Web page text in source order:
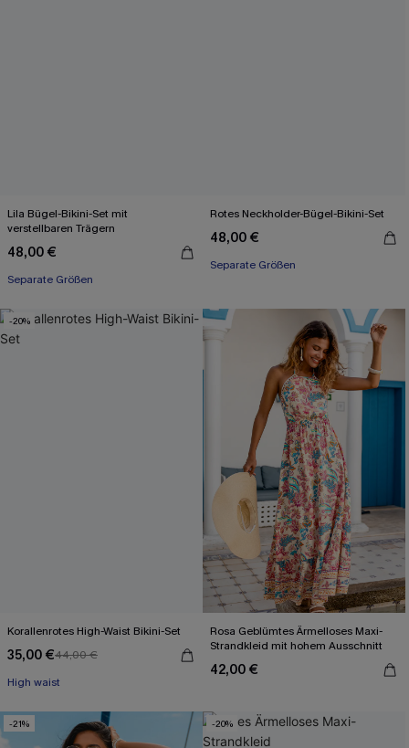
Lila Bügel-Bikini-Set mit
verstellbaren Trägern
48,00 €
Separate Größen
Rotes Neckholder-Bügel-Bikini-Set
48,00 €
Separate Größen
-20%
Korallenrotes High-Waist Bikini-Set
35,00 €44,00 €
High waist
Rosa Geblümtes Ärmelloses Maxi-
Strandkleid mit hohem Ausschnitt
42,00 €
-21% -20%